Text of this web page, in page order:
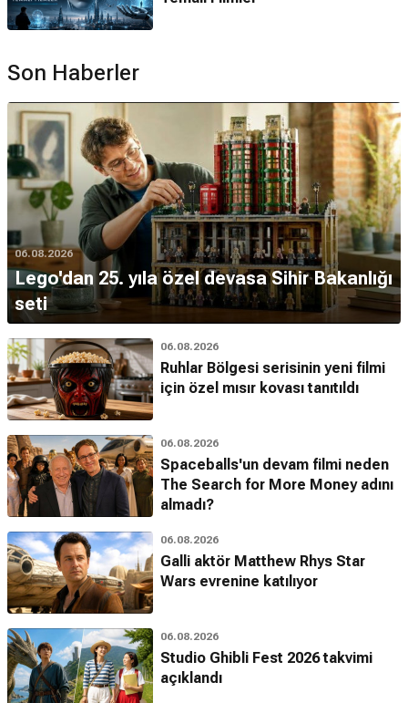
Son Haberler
06.08.2026
Lego'dan 25. yıla özel devasa Sihir Bakanlığı
seti
06.08.2026
Ruhlar Bölgesi serisinin yeni filmi
için özel mısır kovası tanıtıldı
06.08.2026
Spaceballs'un devam filmi neden
The Search for More Money adını
almadı?
06.08.2026
Galli aktör Matthew Rhys Star
Wars evrenine katılıyor
06.08.2026
Studio Ghibli Fest 2026 takvimi
açıklandı